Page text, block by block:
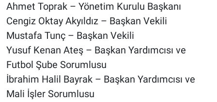
Ahmet Toprak – Yönetim Kurulu Başkanı
Cengiz Oktay Akyıldız – Başkan Vekili
Mustafa Tunç – Başkan Vekili
Yusuf Kenan Ateş – Başkan Yardımcısı ve
Futbol Şube Sorumlusu
İbrahim Halil Bayrak – Başkan Yardımcısı ve
Mali İşler Sorumlusu